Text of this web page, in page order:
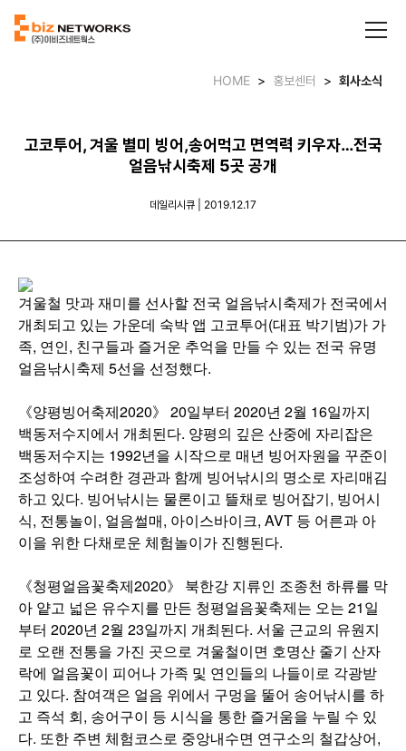
HOME > 홍보센터 > 회사소식
고코투어, 겨울 별미 빙어,송어먹고 면역력 키우자…전국
얼음낚시축제 5곳 공개
데일리시큐 | 2019.12.17
겨울철 맛과 재미를 선사할 전국 얼음낚시축제가 전국에서
개최되고 있는 가운데 숙박 앱 고코투어(대표 박기범)가 가
족, 연인, 친구들과 즐거운 추억을 만들 수 있는 전국 유명
얼음낚시축제 5선을 선정했다.
《양평빙어축제2020》 20일부터 2020년 2월 16일까지
백동저수지에서 개최된다. 양평의 깊은 산중에 자리잡은
백동저수지는 1992년을 시작으로 매년 빙어자원을 꾸준이
조성하여 수려한 경관과 함께 빙어낚시의 명소로 자리매김
하고 있다. 빙어낚시는 물론이고 뜰채로 빙어잡기, 빙어시
식, 전통놀이, 얼음썰매, 아이스바이크, AVT 등 어른과 아
이을 위한 다채로운 체험놀이가 진행된다.
《청평얼음꽃축제2020》 북한강 지류인 조종천 하류를 막
아 얕고 넓은 유수지를 만든 청평얼음꽃축제는 오는 21일
부터 2020년 2월 23일까지 개최된다. 서울 근교의 유원지
로 오랜 전통을 가진 곳으로 겨울철이면 호명산 줄기 산자
락에 얼음꽃이 피어나 가족 및 연인들의 나들이로 각광받
고 있다. 참여객은 얼음 위에서 구멍을 뚤어 송어낚시를 하
고 즉석 회, 송어구이 등 시식을 통한 즐거움을 누릴 수 있
다. 또한 주변 체험코스로 중앙내수면 연구소의 철갑상어,